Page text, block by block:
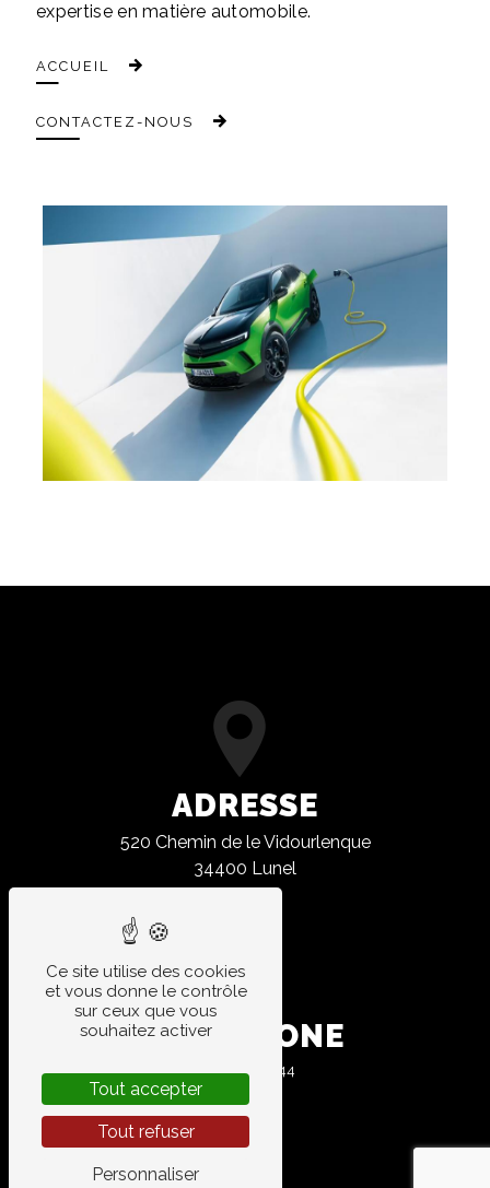
expertise en matière automobile.
ACCUEIL
CONTACTEZ-NOUS
ADRESSE
520 Chemin de le Vidourlenque
34400 Lunel
TÉLÉPHONE
04 67 83 10 44
Ce site utilise des cookies
et vous donne le contrôle
sur ceux que vous
souhaitez activer
Tout accepter
Tout refuser
Personnaliser